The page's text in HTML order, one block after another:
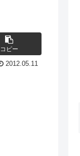
コピー
2012.05.11